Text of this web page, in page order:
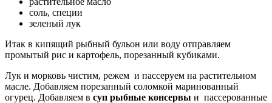
соль, специи
зеленый лук
Итак в кипящий рыбный бульон или воду отправляем
промытый рис и картофель, порезанный кубиками.
Лук и морковь чистим, режем и пассеруем на растительном
масле. Добавляем порезанный соломкой маринованный
огурец. Добавляем в суп рыбные консервы и пассерованные